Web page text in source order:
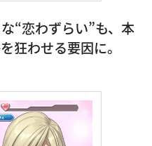
“恋わずらい”も、本
狂わせる要因に。